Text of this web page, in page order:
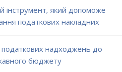
інструмент, який допоможе
податкових накладних
надходжень до
бюджету